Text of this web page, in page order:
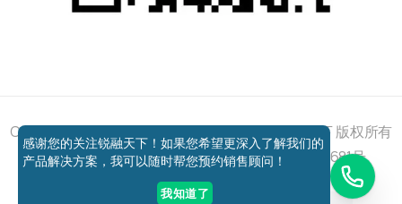
Copyright © 2011 - 2026 All right reserved 锐融天下 版权所有
京ICP备12037648号-1 京公网安备11010802027681号
电话咨询
感谢您的关注锐融天下！如果您希望更深入了解我们的
产品解决方案，我可以随时帮您预约销售顾问！
我知道了